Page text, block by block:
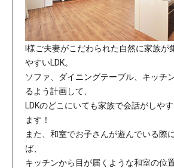
I様ご夫妻がこだわられた自然に家族が
やすいLDK。
ソファ、ダイニングテーブル、キッチ
るよう計画して、
LDKのどこにいても家族で会話がしや
ます！
また、和室でお子さんが遊んでいる際
ば、
キッチンから目が届くような和室の位